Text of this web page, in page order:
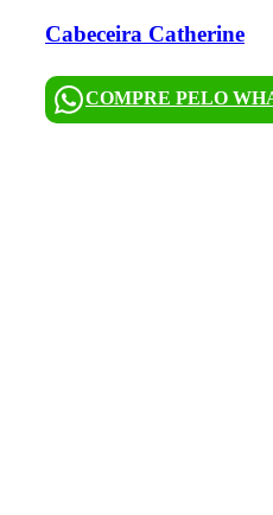
Cabeceira Catherine
COMPRE PELO